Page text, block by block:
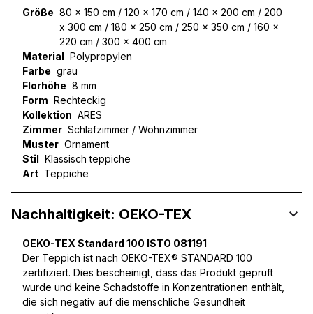
Größe 80 x 150 cm / 120 x 170 cm / 140 x 200 cm / 200
x 300 cm / 180 x 250 cm / 250 x 350 cm / 160 x
220 cm / 300 x 400 cm
Material Polypropylen
Farbe grau
Florhöhe 8 mm
Form Rechteckig
Kollektion ARES
Zimmer Schlafzimmer / Wohnzimmer
Muster Ornament
Stil Klassisch teppiche
Art Teppiche
Nachhaltigkeit: OEKO-TEX
OEKO-TEX Standard 100 ISTO 081191
Der Teppich ist nach OEKO-TEX® STANDARD 100
zertifiziert. Dies bescheinigt, dass das Produkt geprüft
wurde und keine Schadstoffe in Konzentrationen enthält,
die sich negativ auf die menschliche Gesundheit